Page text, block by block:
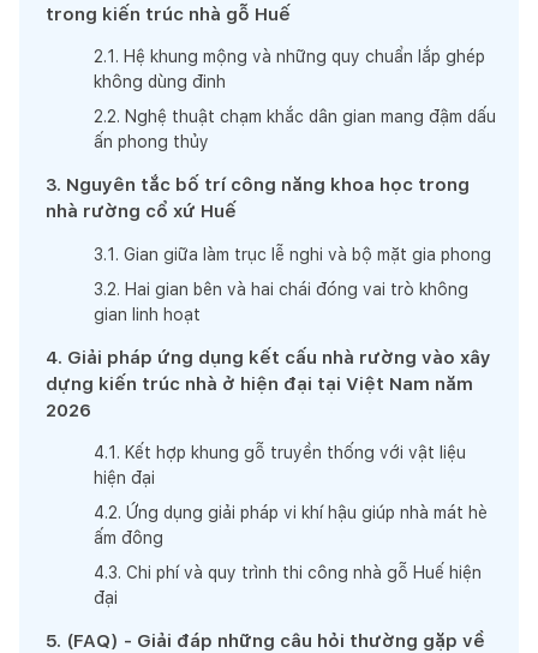
trong kiến trúc nhà gỗ Huế
2.1 . Hệ khung mộng và những quy chuẩn lắp ghép
không dùng đinh
2.2. Nghệ thuật chạm khắc dân gian mang đậm dấu
ấn phong thủy
3. Nguyên tắc bố trí công năng khoa học trong
nhà rường cổ xứ Huế
3.1 . Gian giữa làm trục lễ nghi và bộ mặt gia phong
3.2. Hai gian bên và hai chái đóng vai trò không
gian linh hoạt
4. Giải pháp ứng dụng kết cấu nhà rường vào xây
dựng kiến trúc nhà ở hiện đại tại Việt Nam năm
2026
4.1 . Kết hợp khung gỗ truyền thống với vật liệu
hiện đại
4.2. Ứng dụng giải pháp vi khí hậu giúp nhà mát hè
ấm đông
4.3. Chi phí và quy trình thi công nhà gỗ Huế hiện
đại
5. (FAQ) - Giải đáp những câu hỏi thường gặp về